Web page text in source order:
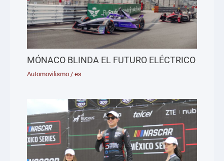
MÓNACO BLINDA EL FUTURO ELÉCTRICO
Automovilismo /es